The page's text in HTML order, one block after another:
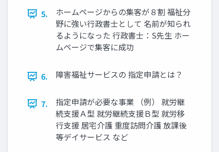
5.
ホームページからの集客が８割 福祉分
野に強い行政書士として 名前が知られ
るようになった 行政書士：S先生 ホー
ムページで集客に成功
6. 障害福祉サービスの 指定申請とは？
7.
指定申請が必要な事業 （例） 就労継
続支援Ａ型 就労継続支援Ｂ型 就労移
行支援 居宅介護 重度訪問介護 放課後
等デイサービス など